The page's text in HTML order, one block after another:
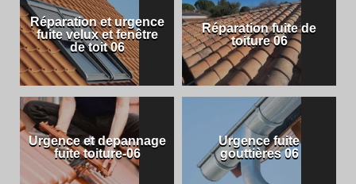
Réparation et urgence
fuite velux et fenêtre
de toit 06
Réparation fuite de
toiture 06
Urgence et depannage
fuite toiture-06
Urgence fuite
gouttières 06